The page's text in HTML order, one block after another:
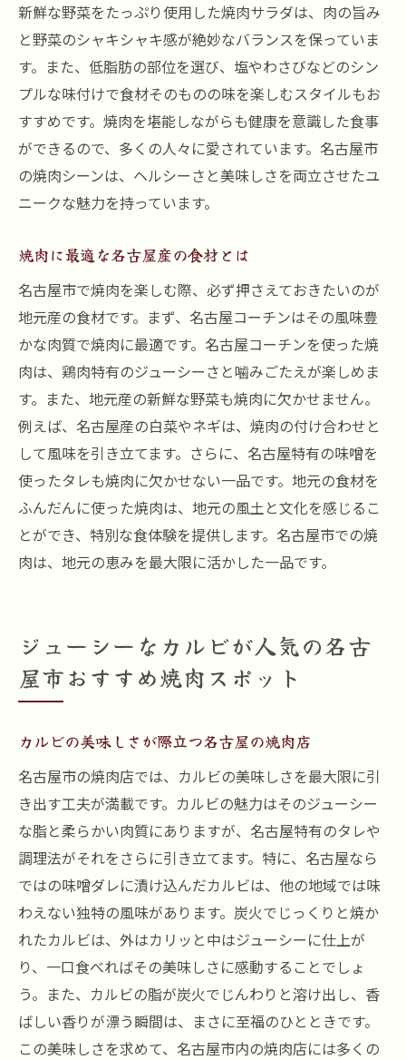
新鮮な野菜をたっぷり使用した焼肉サラダは、肉の旨み
と野菜のシャキシャキ感が絶妙なバランスを保っていま
す。また、低脂肪の部位を選び、塩やわさびなどのシン
プルな味付けで食材そのものの味を楽しむスタイルもお
すすめです。焼肉を堪能しながらも健康を意識した食事
ができるので、多くの人々に愛されています。名古屋市
の焼肉シーンは、ヘルシーさと美味しさを両立させたユ
ニークな魅力を持っています。
焼肉に最適な名古屋産の食材とは
名古屋市で焼肉を楽しむ際、必ず押さえておきたいのが
地元産の食材です。まず、名古屋コーチンはその風味豊
かな肉質で焼肉に最適です。名古屋コーチンを使った焼
肉は、鶏肉特有のジューシーさと噛みごたえが楽しめま
す。また、地元産の新鮮な野菜も焼肉に欠かせません。
例えば、名古屋産の白菜やネギは、焼肉の付け合わせと
して風味を引き立てます。さらに、名古屋特有の味噌を
使ったタレも焼肉に欠かせない一品です。地元の食材を
ふんだんに使った焼肉は、地元の風土と文化を感じるこ
とができ、特別な食体験を提供します。名古屋市での焼
肉は、地元の恵みを最大限に活かした一品です。
ジューシーなカルビが人気の名古
屋市おすすめ焼肉スポット
カルビの美味しさが際立つ名古屋の焼肉店
名古屋市の焼肉店では、カルビの美味しさを最大限に引
き出す工夫が満載です。カルビの魅力はそのジューシー
な脂と柔らかい肉質にありますが、名古屋特有のタレや
調理法がそれをさらに引き立てます。特に、名古屋なら
ではの味噌ダレに漬け込んだカルビは、他の地域では味
わえない独特の風味があります。炭火でじっくりと焼か
れたカルビは、外はカリッと中はジューシーに仕上が
り、一口食べればその美味しさに感動することでしょ
う。また、カルビの脂が炭火でじんわりと溶け出し、香
ばしい香りが漂う瞬間は、まさに至福のひとときです。
この美味しさを求めて、名古屋市内の焼肉店には多くの